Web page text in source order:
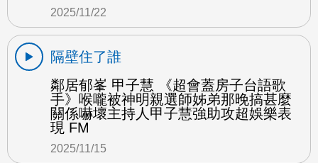
2025/11/22
隔壁住了誰
鄰居郁峯 甲子慧 《超會蓋房子台語歌
手》喉嚨被神明親選師姊弟那晚搞甚麼
關係嚇壞主持人甲子慧強助攻超娛樂表
現 FM
2025/11/15